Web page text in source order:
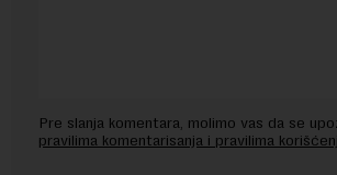
Pre slanja komentara, molimo vas da se
pravilima komentarisanja i pravilima